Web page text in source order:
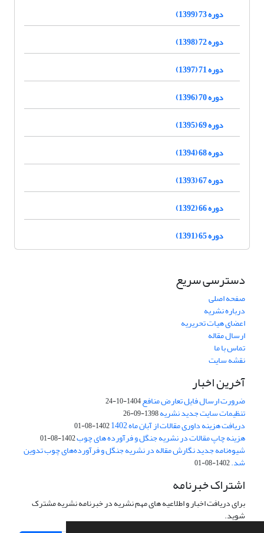
دوره 73 (1399)
دوره 72 (1398)
دوره 71 (1397)
دوره 70 (1396)
دوره 69 (1395)
دوره 68 (1394)
دوره 67 (1393)
دوره 66 (1392)
دوره 65 (1391)
دسترسی سریع
صفحه اصلی
درباره نشریه
اعضای هیات تحریریه
ارسال مقاله
تماس با ما
نقشه سایت
آخرین اخبار
ضرورت ارسال فایل تعارض منافع1404-10-24
تنظیمات سایت جدید نشریه1398-09-26
دریافت هزینه داوری مقالات از آبان ماه 1402 1402-08-01
هزینه چاپ مقالات در نشریه جنگل و فرآورده های چوب1402-08-01
شیوه‌نامه جدید نگارش مقاله در نشریه جنگل و فرآورده‌های چوب تدوین
شد.1402-08-01
اشتراک خبرنامه
برای دریافت اخبار و اطلاعیه های مهم نشریه در خبرنامه نشریه مشترک
شوید.